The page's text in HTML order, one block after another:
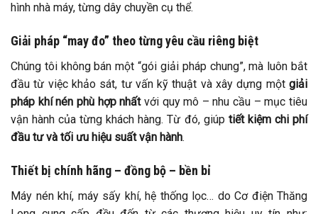
hình nhà máy, từng dây chuyền cụ thể.
Giải pháp “may đo” theo từng yêu cầu riêng biệt
Chúng tôi không bán một “gói giải pháp chung”, mà luôn bắt
đầu từ việc khảo sát, tư vấn kỹ thuật và xây dựng một giải
pháp khí nén phù hợp nhấtvới quy mô – nhu cầu – mục tiêu
vận hành của từng khách hàng. Từ đó, giúp tiết kiệm chi phí
đầu tư và tối ưu hiệu suất vận hành.
Thiết bị chính hãng – đồng bộ – bền bỉ
Máy nén khí, máy sấy khí, hệ thống lọc… do Cơ điện Thăng